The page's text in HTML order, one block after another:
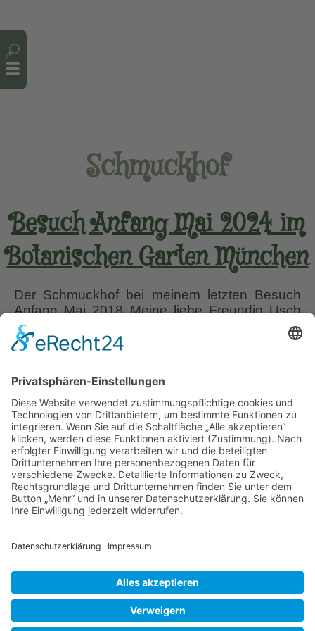
Schmuckhof
Besuch Anfang Mai 2024 im
Botanischen Garten München
Der Schmuckhof bei meinem letzten Besuch
Anfang Mai 2018 Meine liebe Freundin Usch
hatte mich angestupst. “Wollen wir nicht mal
wieder nach München in den Botanischen
sofort Fotos heraus vom Mai 2018 und 2019
und versprach meiner Begleiterin das gleiche
…Besuch
Anfang
Mai
2024
im
Botanischen
Garten
Liebe Leser! Ihr könnt euch per E-Mail
informieren lassen, wenn neue Artikel auf
Wurzerlsgarten erscheinen.Folgt dafür einfach
diesem Link und gebt dort eure E-Mailadresse